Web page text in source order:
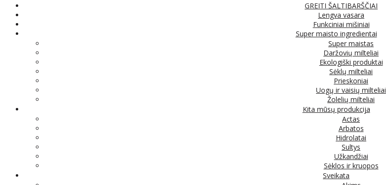
GREITI ŠALTIBARŠČIAI
Lengva vasara
Funkciniai mišiniai
Super maisto ingredientai
Super maistas
Daržovių milteliai
Ekologiški produktai
Sėklų milteliai
Prieskoniai
Uogų ir vaisių milteliai
Žolelių milteliai
Kita mūsų produkcija
Actas
Arbatos
Hidrolatai
Sultys
Užkandžiai
Sėklos ir kruopos
Sveikata